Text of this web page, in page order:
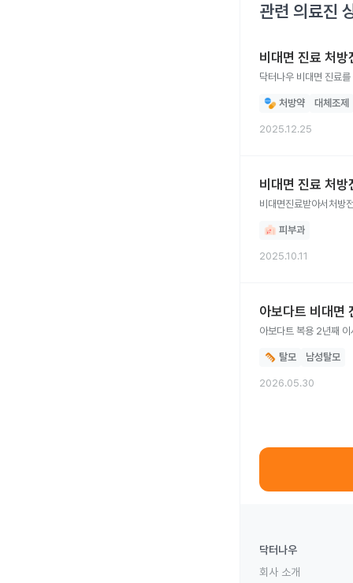
관련 의료진
비대면 진료 처
닥터나우 비대면 진료
처방약 대체조제
2025.12.25
비대면 진료 처
비대면진료받아서처방
피부과
2025.10.11
아보다트 비대면
아보다트 복용 2년째
탈모 남성탈모
2026.05.30
닥터나우
회사 소개